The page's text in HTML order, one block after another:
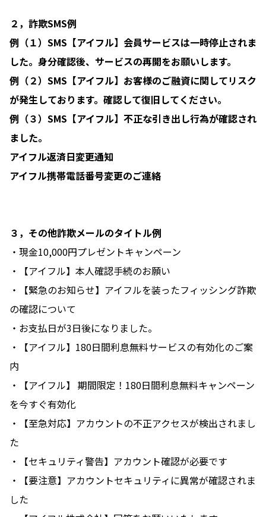
２，詐欺SMS例
例（１）SMS【アイフル】会員サービスは一時停止されま
した。身分確認後、サービスの再開をお願いします。
例（２）SMS【アイフル】お客様のご融資に関してリスク
が発生しております。確認して復旧してください。
例（３）SMS【アイフル】不正な引き出し行為が確認され
ました。
アイフル返済日変更通知
アイフル携帯電話番号変更のご連絡
３，その他詐欺メールのタイトル例
・現金10,000円プレゼントキャンペーン
・【アイフル】本人確認手続のお願い
・【緊急のお知らせ】アイフルを装ったフィッシング詐欺
の確認について
・お支払日が3日後になりました。
・【アイフル】180日間利息無料サービスの有効化のご案
内
・【アイフル】 期間限定！180日間利息無料キャンペーン
を今すぐ有効化
・【至急対応】アカウントの不正アクセスが検出されまし
た
・【セキュリティ警告】アカウント確認が必要です
・【要注意】アカウントセキュリティに異常が確認されま
した